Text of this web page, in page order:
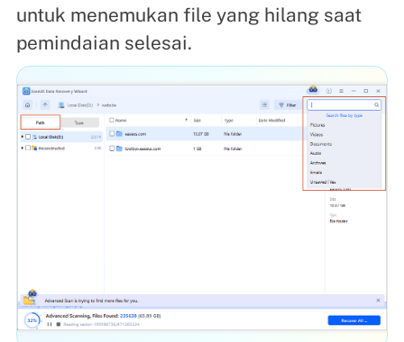
untuk menemukan file yang hilang saat
pemindaian selesai.